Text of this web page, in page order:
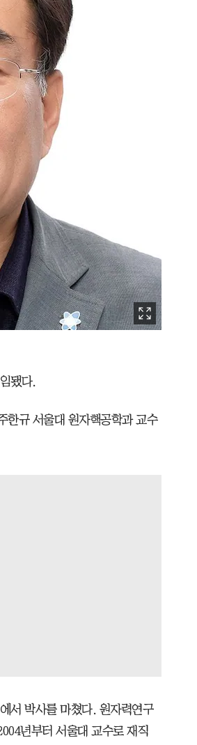
됐다.
한규 서울대 원자핵공학과 교수
서 박사를 마쳤다. 원자력연구
년부터 서울대 교수로 재직